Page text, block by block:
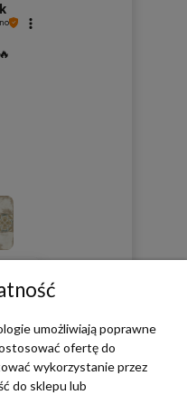
przez
umożliwiają poprawne
ofertę do
wykorzystanie przez
do sklepu lub